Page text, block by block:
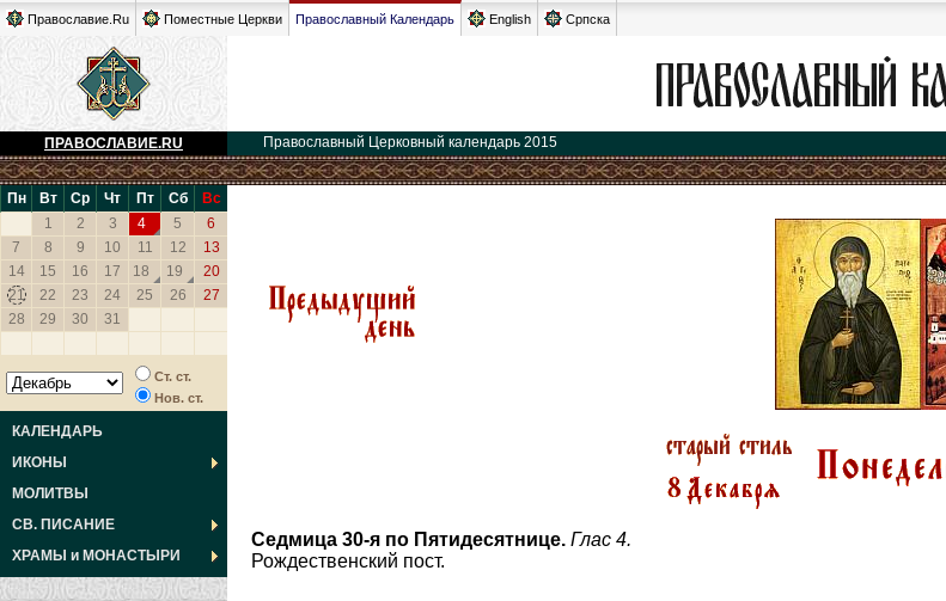
Православие.Ru Поместные Церкви Православный Календарь English Српска
ПРАВОСЛАВИЕ.RU Православный Церковный календарь 2015
Пн Вт Ср Чт Пт Сб
Вс
1
2 3 4 5
6
7
8 9 10 11 12
13
14
15 16 17 18 19
20
21
22 23 24 25 26
27
28
29 30 31
Ст. ст.
Нов. ст.
КАЛЕНДАРЬ
ИКОНЫ
МОЛИТВЫ
СВ. ПИСАНИЕ
ХРАМЫ и МОНАСТЫРИ
Седмица 30-я по Пятидесятнице. Глас 4.
Рождественский пост.